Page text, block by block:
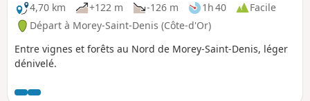
4,70 km
+122 m -126 m 1h 40
Facile
Départ à Morey-Saint-Denis (Côte-d'Or)
Entre vignes et forêts au Nord de Morey-Saint-Denis, léger
dénivelé.